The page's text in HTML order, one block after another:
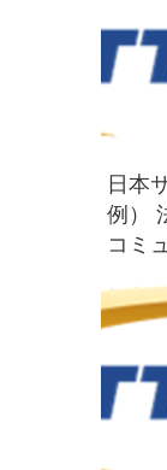
日本
例）
コミ